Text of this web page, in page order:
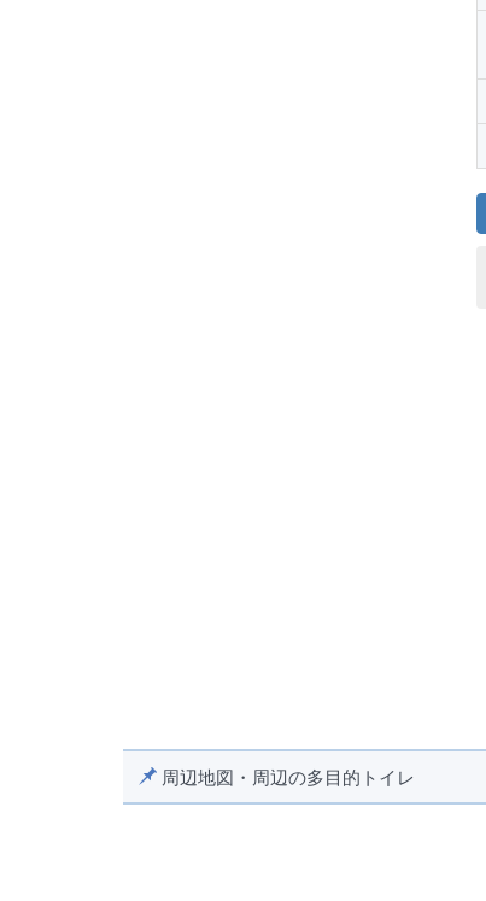
周辺地図・周辺の多目的トイレ